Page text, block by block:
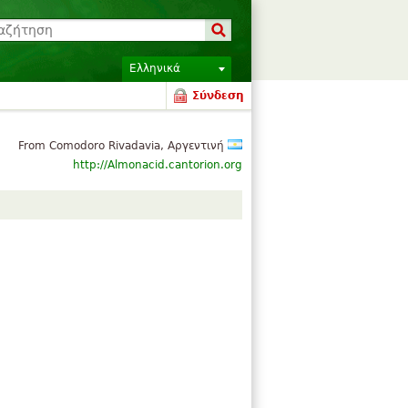
Ελληνικά
Σύνδεση
From Comodoro Rivadavia, Αργεντινή
http://Almonacid.cantorion.org